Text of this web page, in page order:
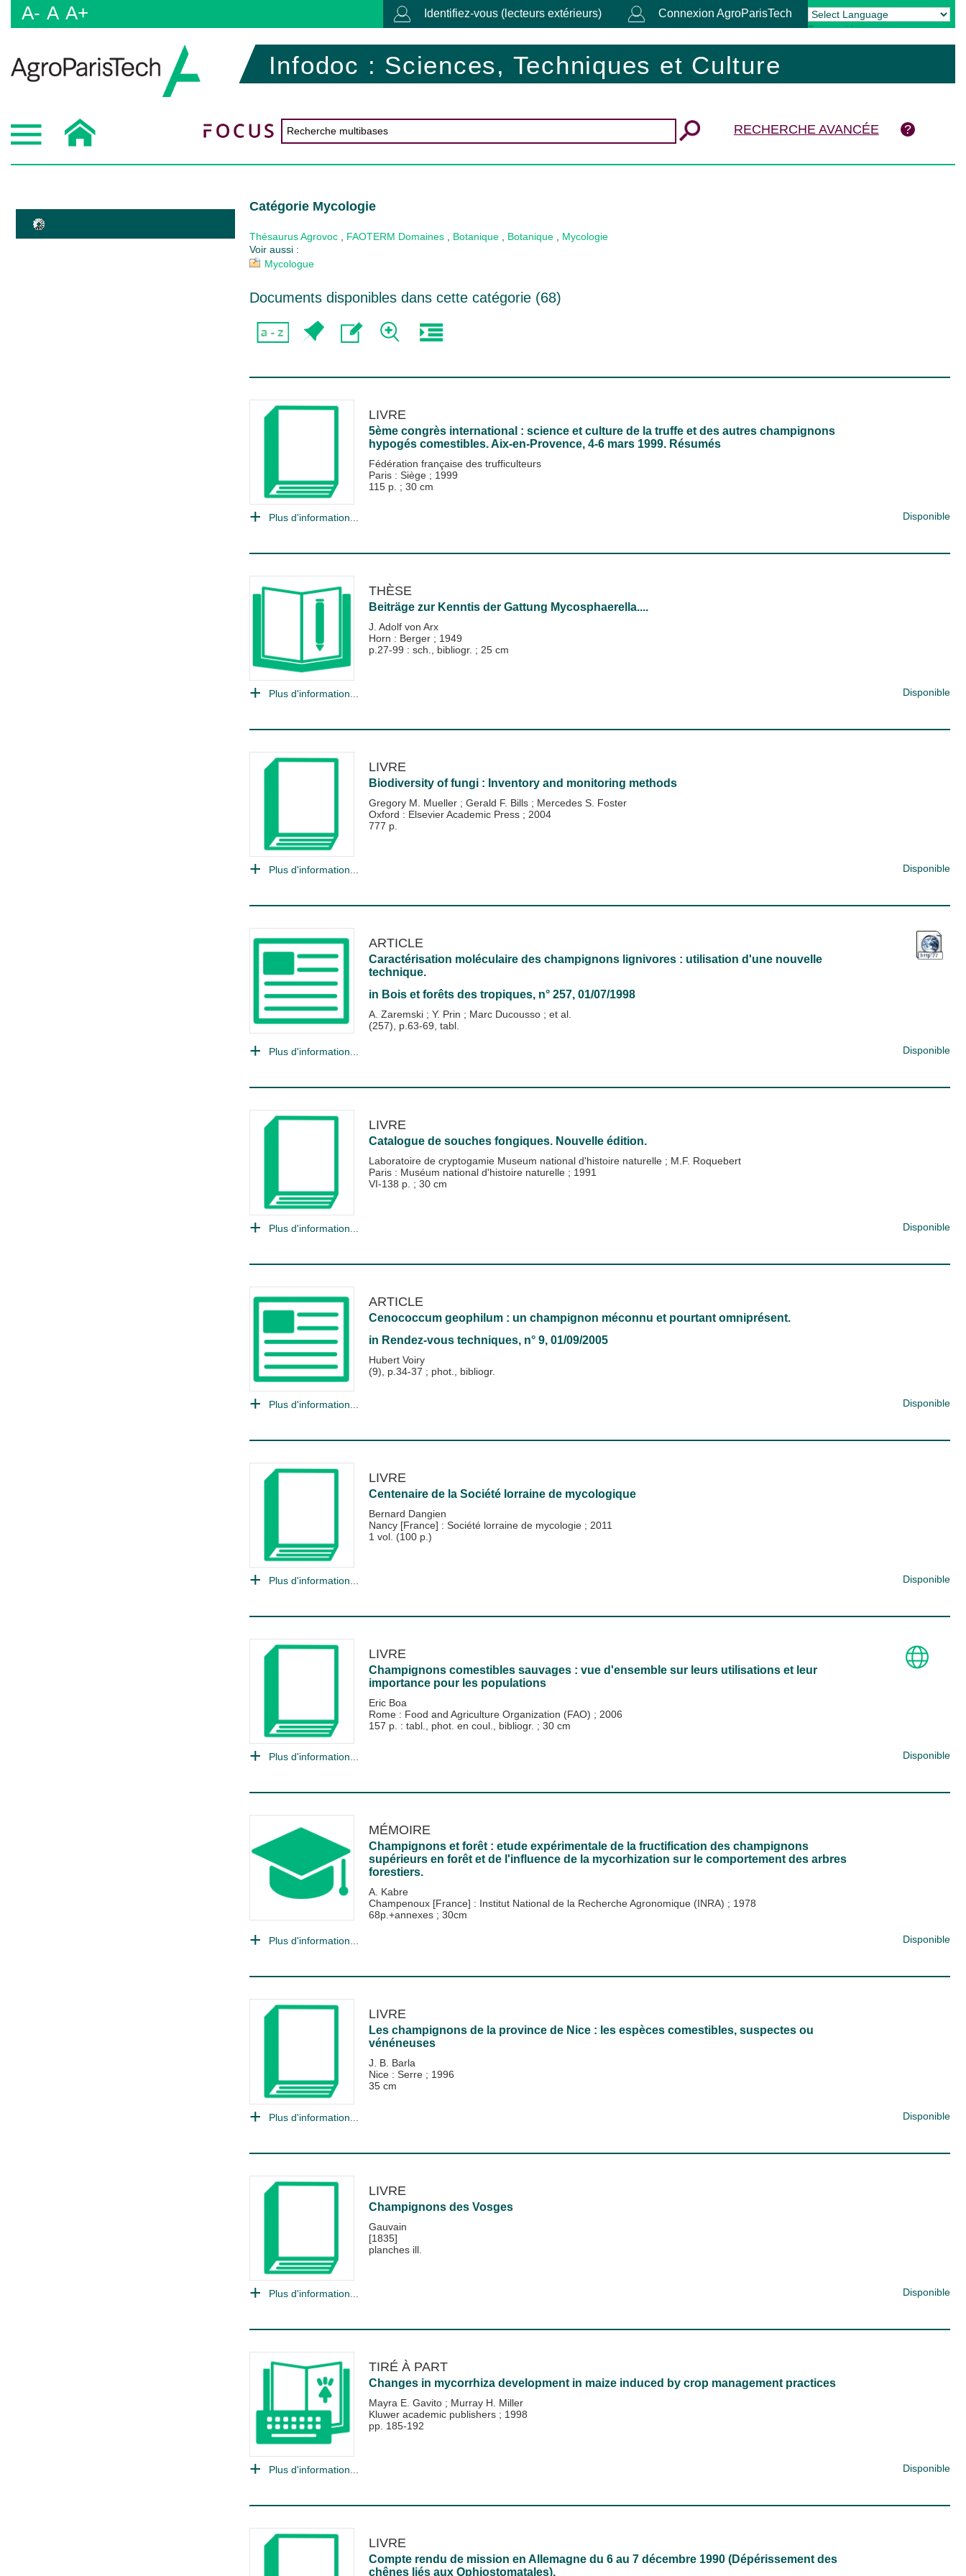
A- A A+ Identifiez-vous (lecteurs extérieurs) Connexion AgroParisTech
Powered by Translate
Infodoc : Sciences, Techniques et Culture
RECHERCHE AVANCÉE
Catégorie Mycologie
Thésaurus Agrovoc FAOTERM Domaines Botanique Botanique
Mycologie
Voir aussi :
Mycologue
Documents disponibles dans cette catégorie (68)
LIVRE
5ème congrès international : science et culture de la truffe et des autres champignons
hypogés comestibles. Aix-en-Provence, 4-6 mars 1999. Résumés
Fédération française des trufficulteurs
Paris : Siège ; 1999
115 p. ; 30 cm
Plus d'information... Disponible
THÈSE
Beiträge zur Kenntis der Gattung Mycosphaerella....
J. Adolf von Arx
Horn : Berger ; 1949
p.27-99 : sch., bibliogr. ; 25 cm
Plus d'information... Disponible
LIVRE
Biodiversity of fungi : Inventory and monitoring methods
Gregory M. Mueller ; Gerald F. Bills ; Mercedes S. Foster
Oxford : Elsevier Academic Press ; 2004
777 p.
Plus d'information... Disponible
ARTICLE
Caractérisation moléculaire des champignons lignivores : utilisation d'une nouvelle
technique.
in Bois et forêts des tropiques, n° 257, 01/07/1998
A. Zaremski ; Y. Prin ; Marc Ducousso ; et al.
(257), p.63-69, tabl.
Plus d'information... Disponible
LIVRE
Catalogue de souches fongiques. Nouvelle édition.
Laboratoire de cryptogamie Museum national d'histoire naturelle ; M.F. Roquebert
Paris : Muséum national d'histoire naturelle ; 1991
VI-138 p. ; 30 cm
Plus d'information... Disponible
ARTICLE
Cenococcum geophilum : un champignon méconnu et pourtant omniprésent.
in Rendez-vous techniques, n° 9, 01/09/2005
Hubert Voiry
(9), p.34-37 ; phot., bibliogr.
Plus d'information... Disponible
LIVRE
Centenaire de la Société lorraine de mycologique
Bernard Dangien
Nancy [France] : Société lorraine de mycologie ; 2011
1 vol. (100 p.)
Plus d'information... Disponible
LIVRE
Champignons comestibles sauvages : vue d'ensemble sur leurs utilisations et leur
importance pour les populations
Eric Boa
Rome : Food and Agriculture Organization (FAO) ; 2006
157 p. : tabl., phot. en coul., bibliogr. ; 30 cm
Plus d'information... Disponible
MÉMOIRE
Champignons et forêt : etude expérimentale de la fructification des champignons
supérieurs en forêt et de l'influence de la mycorhization sur le comportement des arbres
forestiers.
A. Kabre
Champenoux [France] : Institut National de la Recherche Agronomique (INRA) ; 1978
68p.+annexes ; 30cm
Plus d'information... Disponible
LIVRE
Les champignons de la province de Nice : les espèces comestibles, suspectes ou
vénéneuses
J. B. Barla
Nice : Serre ; 1996
35 cm
Plus d'information... Disponible
LIVRE
Champignons des Vosges
Gauvain
[1835]
planches ill.
Plus d'information... Disponible
TIRÉ À PART
Changes in mycorrhiza development in maize induced by crop management practices
Mayra E. Gavito ; Murray H. Miller
Kluwer academic publishers ; 1998
pp. 185-192
Plus d'information... Disponible
LIVRE
Compte rendu de mission en Allemagne du 6 au 7 décembre 1990 (Dépérissement des
chênes liés aux Ophiostomatales).